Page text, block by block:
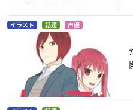
イラスト 話題 声優